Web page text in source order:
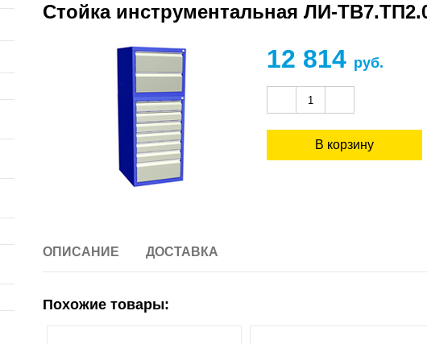
Стойка инструментальная ЛИ-
12 814 руб.
ОПИСАНИЕ ДОСТАВКА
Похожие товары: